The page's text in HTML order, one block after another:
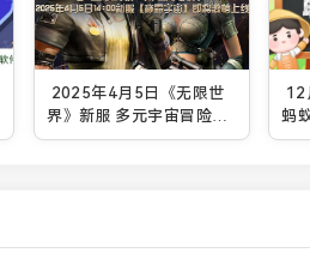
2025年4月5日《无限世
界》新服 多元宇宙冒险之
旅等你来战
12
蚂
月